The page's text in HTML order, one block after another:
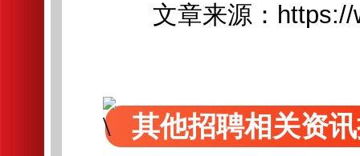
文章来源：https://
其他招聘相关资